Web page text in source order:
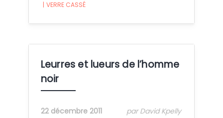
| VERRE CASSÉ
Leurres et lueurs de l’homme
noir
22 décembre 2011 par David Kpelly